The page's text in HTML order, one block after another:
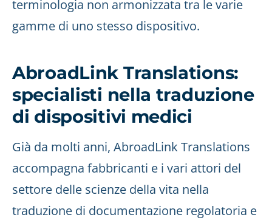
terminologia non armonizzata tra le varie
gamme di uno stesso dispositivo.
AbroadLink Translations:
specialisti nella traduzione
di dispositivi medici
Già da molti anni, AbroadLink Translations
accompagna fabbricanti e i vari attori del
settore delle scienze della vita nella
traduzione di documentazione regolatoria e